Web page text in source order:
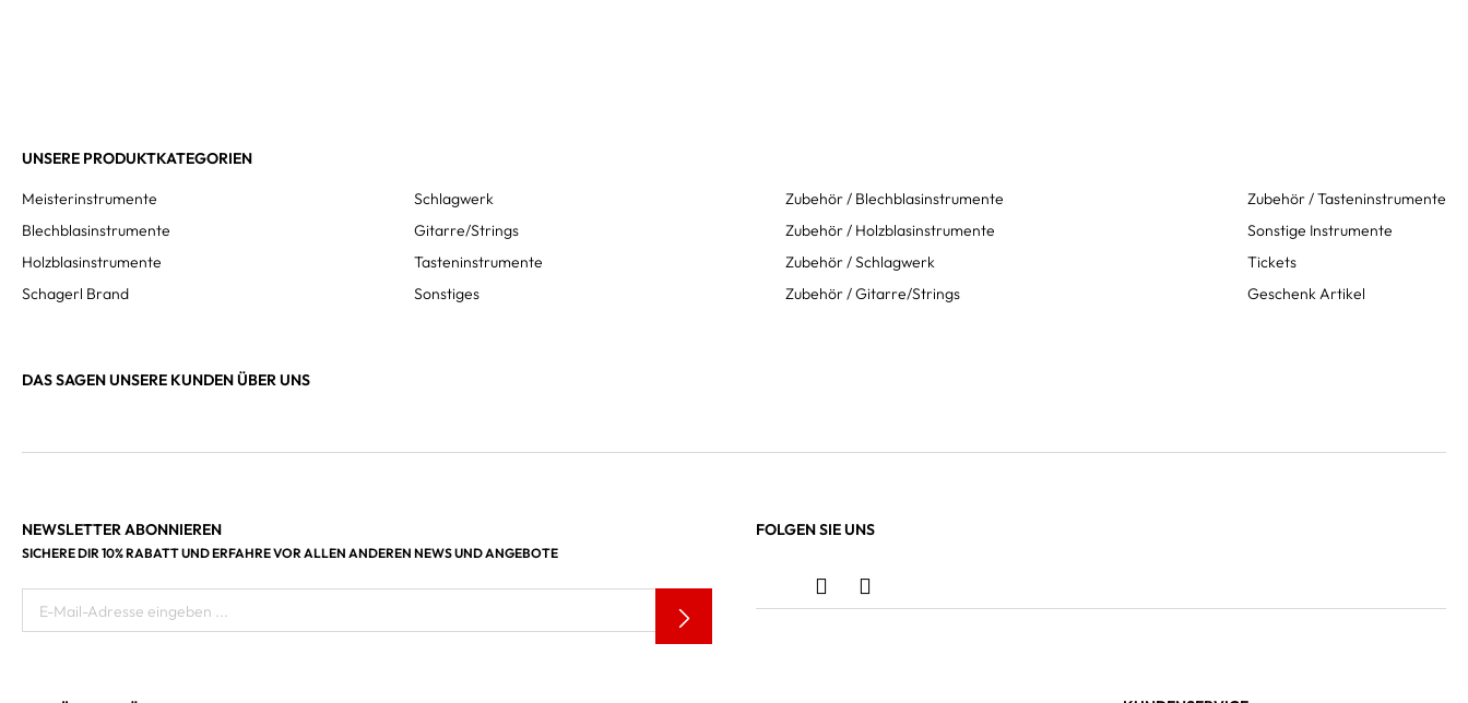
UNSERE PRODUKTKATEGORIEN
Meisterinstrumente
Blechblasinstrumente
Holzblasinstrumente
Schagerl Brand
Schlagwerk
Gitarre/Strings
Tasteninstrumente
Sonstiges
Zubehör / Blechblasinstrumente
Zubehör / Holzblasinstrumente
Zubehör / Schlagwerk
Zubehör / Gitarre/Strings
Zubehör / Tasteninstrumente
Sonstige Instrumente
Tickets
Geschenk Artikel
DAS SAGEN UNSERE KUNDEN ÜBER UNS
NEWSLETTER ABONNIEREN
SICHERE DIR 10% RABATT UND ERFAHRE VOR ALLEN ANDEREN NEWS UND ANGEBOTE
E-Mail-Adresse eingeben ...
FOLGEN SIE UNS